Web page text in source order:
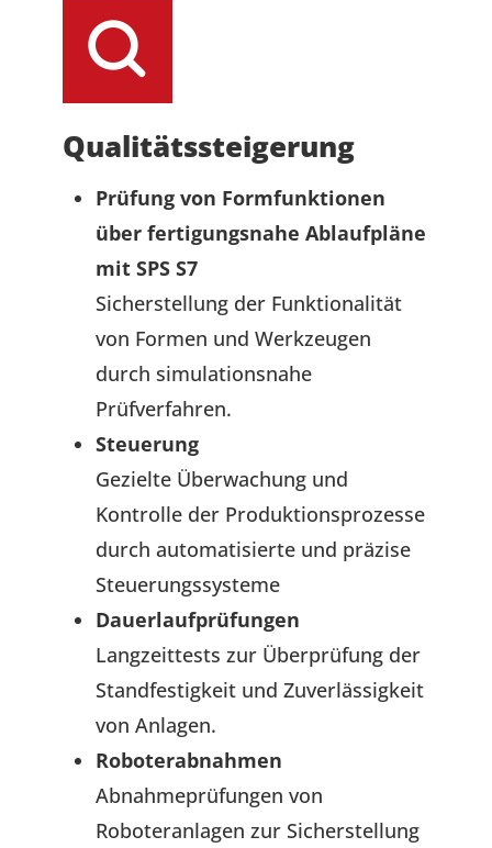
Qualitätssteigerung
Prüfung von Formfunktionen
über fertigungsnahe Ablaufpläne
mit SPS S7
Sicherstellung der Funktionalität
von Formen und Werkzeugen
durch simulationsnahe
Prüfverfahren.
Steuerung
Gezielte Überwachung und
Kontrolle der Produktionsprozesse
durch automatisierte und präzise
Steuerungssysteme
Dauerlaufprüfungen
Langzeittests zur Überprüfung der
Standfestigkeit und Zuverlässigkeit
von Anlagen.
Roboterabnahmen
Abnahmeprüfungen von
Roboteranlagen zur Sicherstellung